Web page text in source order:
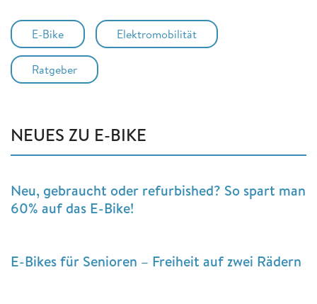
E-Bike Elektromobilität
Ratgeber
NEUES ZU E-BIKE
Neu, gebraucht oder refurbished? So spart man
60% auf das E-Bike!
E-Bikes für Senioren – Freiheit auf zwei Rädern